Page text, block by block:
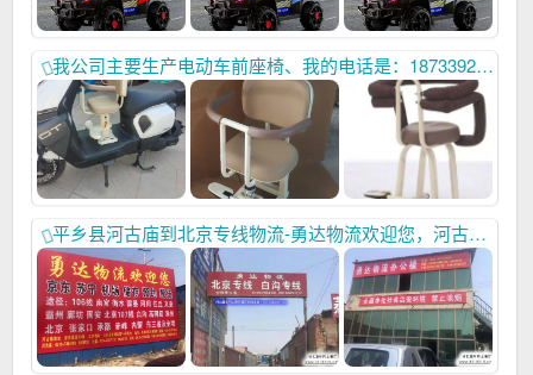
我公司主要生产电动车前座椅、我的电话是：18733925715，，15100917773，我们始终以优质稳定的产品质量，和高效贴心的售后服务，以及高精尖锐的开发能力。赢得广大国内外客户一致好评，本年刚刚开发新品上市，欢迎大家进货首先联系我们，合作共赢！
平乡县河古庙到北京专线物流-勇达物流欢迎您，河古庙北京专线勇达物流欢迎您，欢迎致电：13833939318，13513295276，北京:01060257172河古庙:03197884108,,